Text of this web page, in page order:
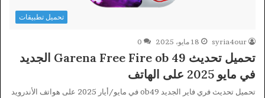
تحميل تطبيقات
syria4our 18 مايو، 2025 0
تحميل تحديث Garena Free Fire ob 49 الجديد
في مايو 2025 على الهاتف
تحميل تحديث فري فاير الجديد ob49 في مايو/أيار 2025 على هواتف الأندرويد